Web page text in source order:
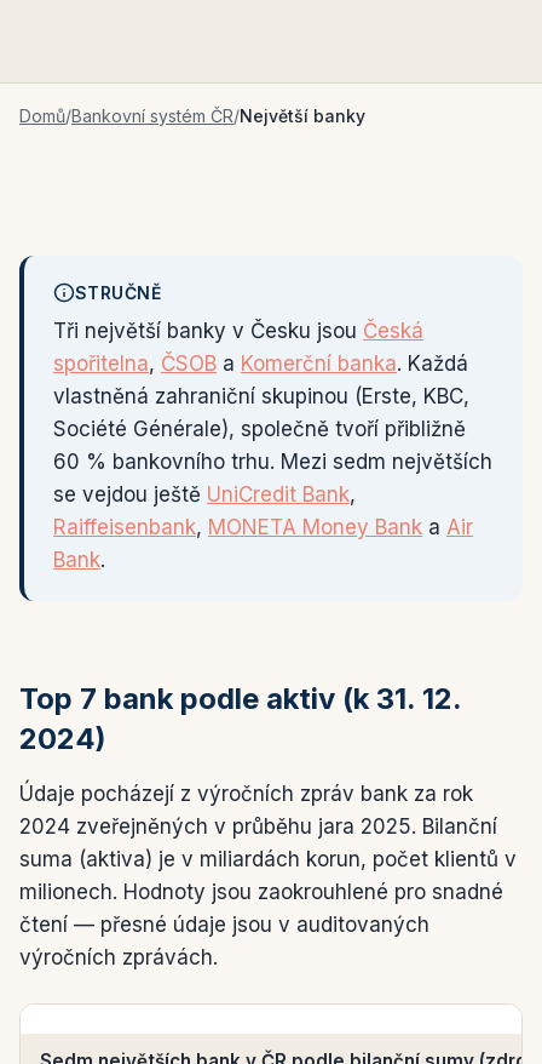
Domů/Bankovní systém ČR/Největší banky
STRUČNĚ
Tři největší banky v Česku jsou Česká
spořitelna, ČSOB a Komerční banka. Každá
vlastněná zahraniční skupinou (Erste, KBC,
Société Générale), společně tvoří přibližně
60 % bankovního trhu. Mezi sedm největších
se vejdou ještě UniCredit Bank,
Raiffeisenbank, MONETA Money Bank a Air
Bank.
Top 7 bank podle aktiv (k 31. 12.
2024)
Údaje pocházejí z výročních zpráv bank za rok
2024 zveřejněných v průběhu jara 2025. Bilanční
suma (aktiva) je v miliardách korun, počet klientů v
milionech. Hodnoty jsou zaokrouhlené pro snadné
čtení — přesné údaje jsou v auditovaných
výročních zprávách.